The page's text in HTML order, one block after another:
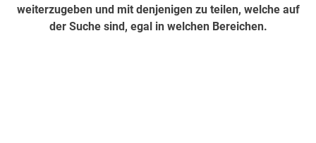
weiterzugeben und mit denjenigen zu teilen, welche auf
der Suche sind, egal in welchen Bereichen.